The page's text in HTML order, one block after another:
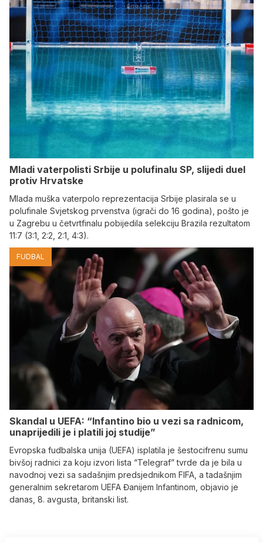
Mladi vaterpolisti Srbije u polufinalu SP, slijedi duel
protiv Hrvatske
Mlada muška vaterpolo reprezentacija Srbije plasirala se u
polufinale Svjetskog prvenstva (igrači do 16 godina), pošto je
u Zagrebu u četvrtfinalu pobijedila selekciju Brazila rezultatom
11:7 (3:1, 2:2, 2:1, 4:3).
FUDBAL
Skandal u UEFA: “Infantino bio u vezi sa radnicom,
unaprijedili je i platili joj studije”
Evropska fudbalska unija (UEFA) isplatila je šestocifrenu sumu
bivšoj radnici za koju izvori lista “Telegraf” tvrde da je bila u
navodnoj vezi sa sadašnjim predsjednikom FIFA, a tadašnjim
generalnim sekretarom UEFA Đanijem Infantinom, objavio je
danas, 8. avgusta, britanski list.